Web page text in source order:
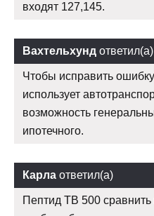
входят 127,145.
Вахтельхунд ответил(а)
Чтобы исправить
использует
возможность
ипотечного.
Карла ответил(а)
Пептид TB 500